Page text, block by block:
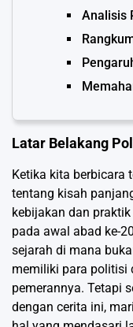
Analisis
Latar Belakang
Ketika kita berbicara
tentang kisah
kebijakan dan
pada awal abad ke-
sejarah di mana
memiliki para politisi
pemerannya. Tetapi
dengan cerita ini,